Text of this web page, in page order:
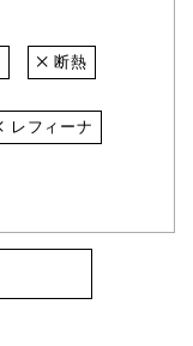
断熱
レフィーナ